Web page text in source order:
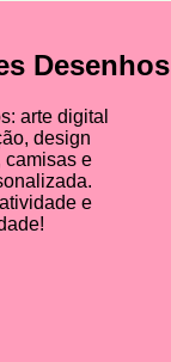
Desenhos
arte digital
design
camisas e
e